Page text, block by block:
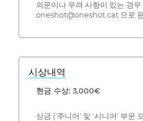
의문이나 우려 사항이 있는 경우
oneshot@oneshot.cat 으로
시상내역
현금 수상: 3,000€
상금 ('주니어' 및 '시니어' 부문